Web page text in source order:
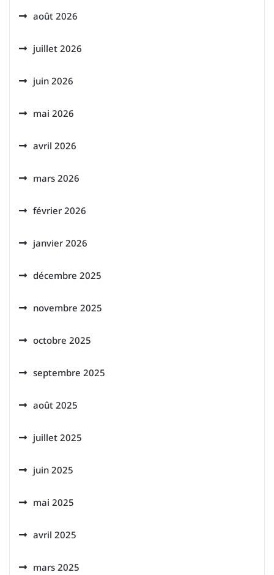
août 2026
juillet 2026
juin 2026
mai 2026
avril 2026
mars 2026
février 2026
janvier 2026
décembre 2025
novembre 2025
octobre 2025
septembre 2025
août 2025
juillet 2025
juin 2025
mai 2025
avril 2025
mars 2025